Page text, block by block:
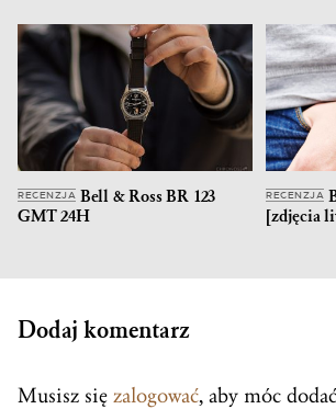
RECENZJA Bell & Ross BR 123
GMT 24H
RECENZJA
[zdjęcia
Dodaj komentarz
Musisz się zalogować, aby móc